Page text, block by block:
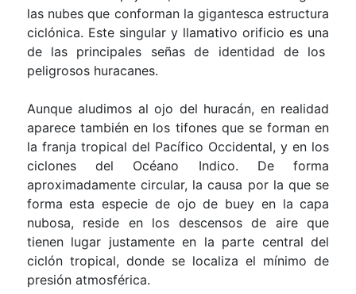
las nubes que conforman la gigantesca estructura
ciclónica. Este singular y llamativo orificio es una
de las principales señas de identidad de los
peligrosos huracanes.
Aunque aludimos al ojo del huracán, en realidad
aparece también en los tifones que se forman en
la franja tropical del Pacífico Occidental, y en los
ciclones del Océano Indico. De forma
aproximadamente circular, la causa por la que se
forma esta especie de ojo de buey en la capa
nubosa, reside en los descensos de aire que
tienen lugar justamente en la parte central del
ciclón tropical, donde se localiza el mínimo de
presión atmosférica.